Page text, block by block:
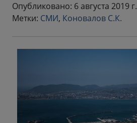
Опубликовано: 6 августа 2019 г.
Метки: СМИ, Коновалов С.К.